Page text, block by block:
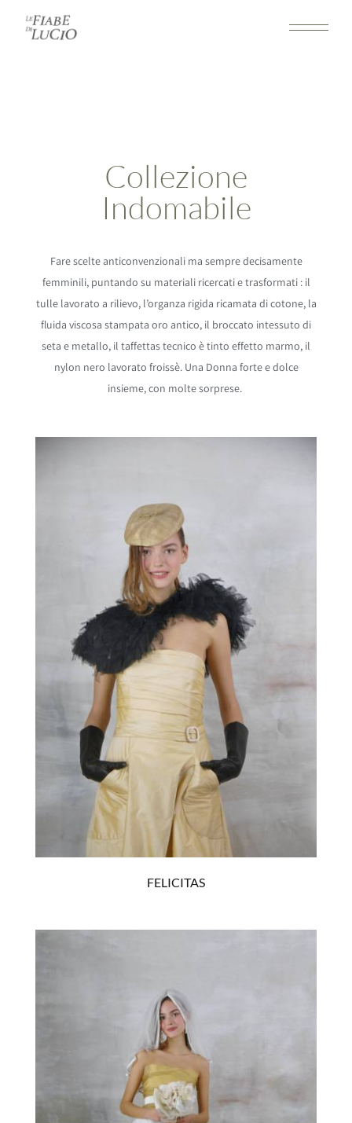
Collezione
Indomabile
Fare scelte anticonvenzionali ma sempre decisamente
femminili, puntando su materiali ricercati e trasformati : il
tulle lavorato a rilievo, l’organza rigida ricamata di cotone, la
fluida viscosa stampata oro antico, il broccato intessuto di
seta e metallo, il taffettas tecnico è tinto effetto marmo, il
nylon nero lavorato froissè. Una Donna forte e dolce
insieme, con molte sorprese.
FELICITAS